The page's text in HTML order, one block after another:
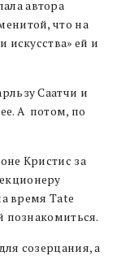
автора
что на
искусства» ей и
Саатчи и
А потом, по
Кристис за
время Tate
познакомиться.
созерцания, а